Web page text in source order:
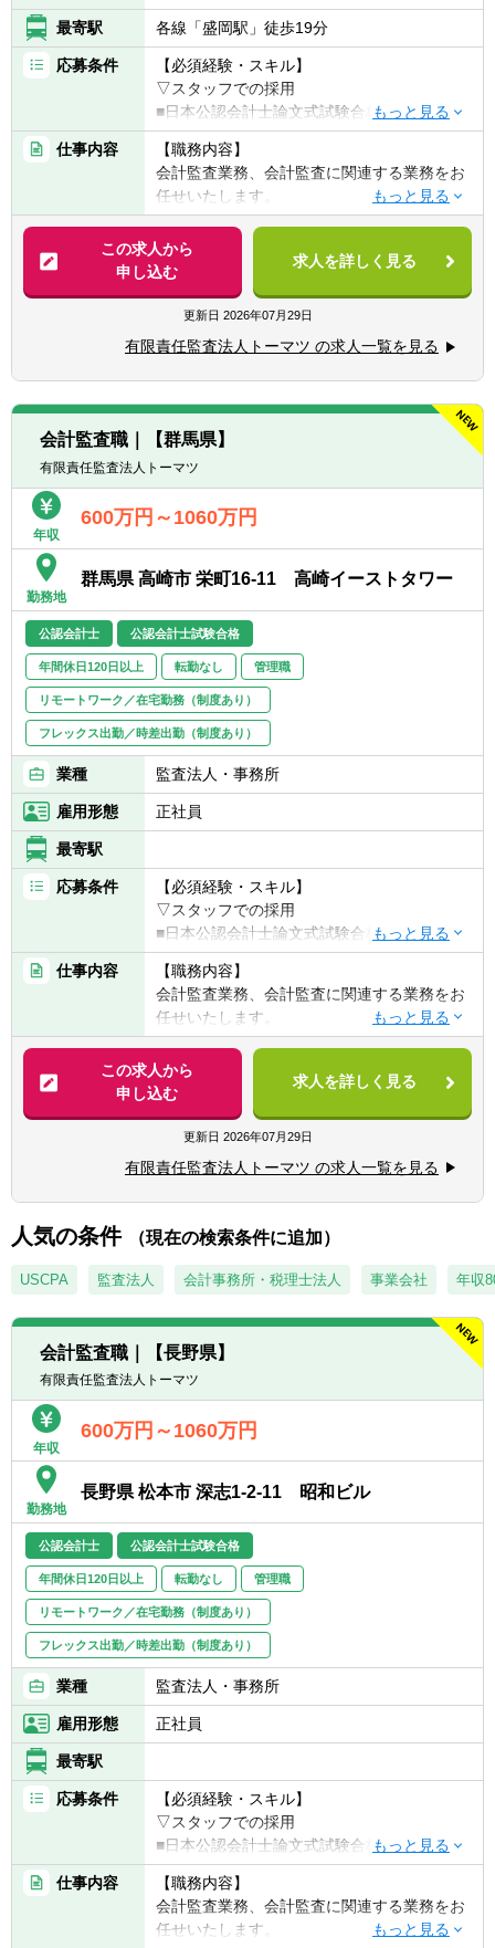
最寄駅 各線「盛岡駅」徒歩19分
応募条件
【必須経験・スキル】
▽スタッフでの採用
■日本公認会計士論文式試験合格、もしく
は、USCPA全科目合格
▽シニアスタッフでの採用
■日本公認会計士
▽マネジャーでの採用
■日本公認会計士
■監査法人における監査職マネジャー経験（1
年以上）
仕事内容
【職務内容】
会計監査業務、会計監査に関連する業務をお
任せいたします。
【具体的には】
■会計監査業務（金融商品取引法、会社法監
査等に基づく監査業務）
■システム監査
■株式上場支援
■各種アドバイザリー
▽兼務
会計監査、アドバイザリーの兼務が可能で
す。ご自身のキャリアの幅を拡げたい方のご
応募をお待ちしています。比率は、個別にご
この求人から
申し込む
求人を詳しく見る
更新日 2026年07月29日
有限責任監査法人トーマツ の求人一覧を見る
会計監査職｜【群馬県】
有限責任監査法人トーマツ
年収
600万円～1060万円
勤務地
群馬県 高崎市 栄町16-11 高崎イーストタワー
公認会計士 公認会計士試験合格
年間休日120日以上 転勤なし 管理職
リモートワーク／在宅勤務（制度あり）
フレックス出勤／時差出勤（制度あり）
業種 監査法人・事務所
雇用形態 正社員
最寄駅
応募条件
【必須経験・スキル】
▽スタッフでの採用
■日本公認会計士論文式試験合格、もしく
は、USCPA全科目合格
▽シニアスタッフでの採用
■日本公認会計士
▽マネジャーでの採用
■日本公認会計士
■監査法人における監査職マネジャー経験（1
年以上）
仕事内容
【職務内容】
会計監査業務、会計監査に関連する業務をお
任せいたします。
【具体的には】
■会計監査業務（金融商品取引法、会社法監
査等に基づく監査業務）
■システム監査
■株式上場支援
■各種アドバイザリーサービス
■金融関連サービス
■ベンチャーサポート
この求人から
申し込む
求人を詳しく見る
更新日 2026年07月29日
有限責任監査法人トーマツ の求人一覧を見る
人気の条件 （現在の検索条件に追加）
USCPA 監査法人 会計事務所・税理士法人 事業会社 年収
会計監査職｜【長野県】
有限責任監査法人トーマツ
年収
600万円～1060万円
勤務地
長野県 松本市 深志1-2-11 昭和ビル
公認会計士 公認会計士試験合格
年間休日120日以上 転勤なし 管理職
リモートワーク／在宅勤務（制度あり）
フレックス出勤／時差出勤（制度あり）
業種 監査法人・事務所
雇用形態 正社員
最寄駅
応募条件
【必須経験・スキル】
▽スタッフでの採用
■日本公認会計士論文式試験合格、もしく
は、USCPA全科目合格
▽シニアスタッフでの採用
■日本公認会計士
仕事内容
【職務内容】
会計監査業務、会計監査に関連する業務をお
任せいたします。